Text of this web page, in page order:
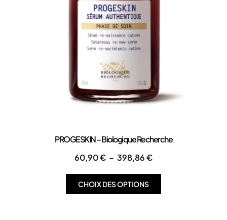
PROGESKIN – Biologique Recherche
60,90€ – 398,86€
CHOIX DES OPTIONS